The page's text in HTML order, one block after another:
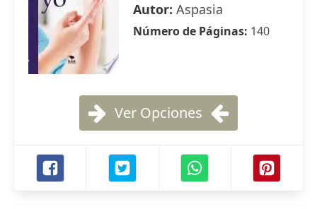
Autor: Aspasia
Número de Páginas: 140
Ver Opciones